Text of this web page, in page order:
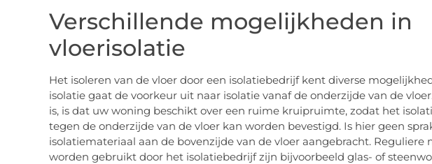
Verschillende mogelijkheden in
vloerisolatie
Het isoleren van de vloer door een isolatiebedrijf kent diverse
isolatie gaat de voorkeur uit naar isolatie vanaf de onderzijde van de
is, is dat uw woning beschikt over een ruime kruipruimte, zodat het
tegen de onderzijde van de vloer kan worden bevestigd. Is hier geen
isolatiemateriaal aan de bovenzijde van de vloer aangebracht. Reguliere
worden gebruikt door het isolatiebedrijf zijn bijvoorbeeld glas- of